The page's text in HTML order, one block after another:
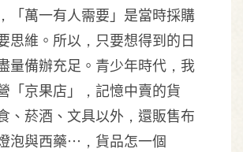
「萬一有人需要」是當時採購
思維。所以，只要想得到的日
量備辦充足。青少年時代，我
「京果店」，記憶中賣的貨
、菸酒、文具以外，還販售布
泡與西藥…，貨品怎一個